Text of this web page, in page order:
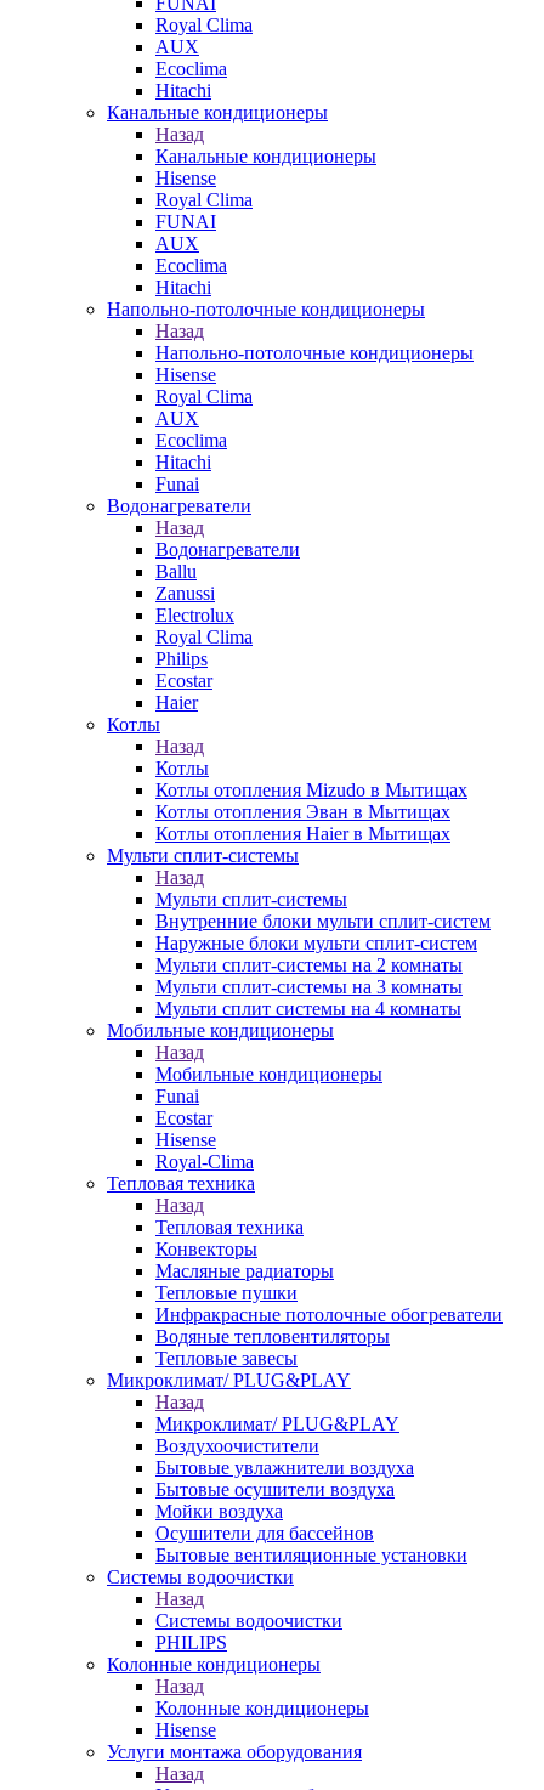
Royal Clima
AUX
Ecoclima
Hitachi
Канальные кондиционеры
Назад
Канальные кондиционеры
Hisense
Royal Clima
FUNAI
AUX
Ecoclima
Hitachi
Напольно-потолочные кондиционеры
Назад
Напольно-потолочные кондиционеры
Hisense
Royal Clima
AUX
Ecoclima
Hitachi
Funai
Водонагреватели
Назад
Водонагреватели
Ballu
Zanussi
Electrolux
Royal Clima
Philips
Ecostar
Haier
Котлы
Назад
Котлы
Котлы отопления Mizudo в Мытищах
Котлы отопления Эван в Мытищах
Котлы отопления Haier в Мытищах
Мульти сплит-системы
Назад
Мульти сплит-системы
Внутренние блоки мульти сплит-систем
Наружные блоки мульти сплит-систем
Мульти сплит-системы на 2 комнаты
Мульти сплит-системы на 3 комнаты
Мульти сплит системы на 4 комнаты
Мобильные кондиционеры
Назад
Мобильные кондиционеры
Funai
Ecostar
Hisense
Royal-Clima
Тепловая техника
Назад
Тепловая техника
Конвекторы
Масляные радиаторы
Тепловые пушки
Инфракрасные потолочные обогреватели
Водяные тепловентиляторы
Тепловые завесы
Микроклимат/ PLUG&PLAY
Назад
Микроклимат/ PLUG&PLAY
Воздухоочистители
Бытовые увлажнители воздуха
Бытовые осушители воздуха
Мойки воздуха
Осушители для бассейнов
Бытовые вентиляционные установки
Системы водоочистки
Назад
Системы водоочистки
PHILIPS
Колонные кондиционеры
Назад
Колонные кондиционеры
Hisense
Услуги монтажа оборудования
Назад